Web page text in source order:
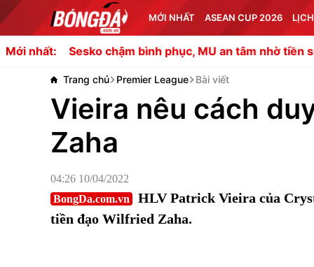
MỚI NHẤT ASEAN CUP 2026
Mới nhất:
chậm bình phục, MU an tâm nhờ tiền sử ít chấn thương
Trang chủ Premier League Bài viết
Vieira nêu cách
Zaha
04:26 10/04/2022
BongDa.com.vn
HLV Patrick Vieira của
tiền đạo Wilfried Zaha.